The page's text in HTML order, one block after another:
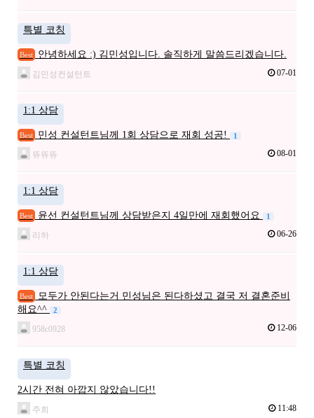
특별 코칭
Best 안녕하세요 :) 김민성입니다. 솔직하게 말씀드리겠습니다.
김민성컨설턴트 07-01
1:1 상담
Best 민성 컨설턴트님께 1회 상담으로 재회 성공! 1
뜌뜌뜌 08-01
1:1 상담
Best 윤선 컨설턴트님께 상담받은지 4일만에 재회했어요 1
리하 06-26
1:1 상담
Best
모두가 안된다는거 민성님은 된다하셨고 결국 저 결혼준비
해요^^
2
958c0928 12-06
특별 코칭
2시간 전혀 아깝지 않았습니다!!
주희 11:48